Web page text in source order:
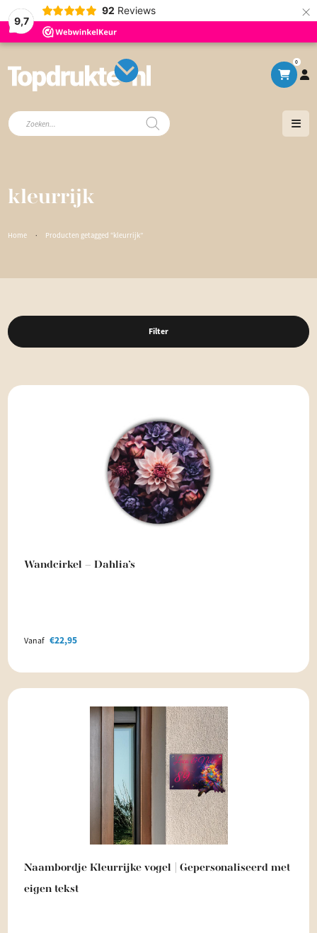
9,7
92 Reviews ×
0
Producten
zoeken
kleurrijk
Home · Producten getagged “kleurrijk”
Filter
Wandcirkel – Dahlia’s
Vanaf €22,95
Naambordje Kleurrijke vogel | Gepersonaliseerd met
eigen tekst